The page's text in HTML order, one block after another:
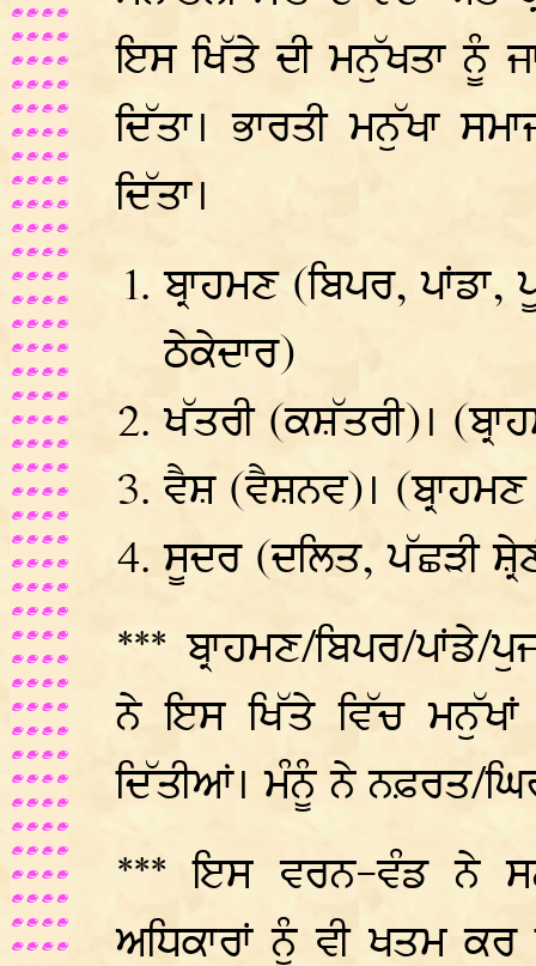
ਇਸ ਖਿੱਤੇ ਦੀ ਮਨੁੱਖਤਾ ਨੂੰ
ਦਿੱਤਾ। ਭਾਰਤੀ ਮਨੁੱਖਾ
ਦਿੱਤਾ।
ਬ੍ਰਾਹਮਣ (ਬਿਪਰ, ਪਾਂਡਾ,
ਠੇਕੇਦਾਰ)
ਖੱਤਰੀ (ਕਸ਼ੱਤਰੀ)।
ਵੈਸ਼ (ਵੈਸ਼ਨਵ)। (ਬ੍ਰਾਹਮਣ
ਸੂਦਰ (ਦਲਿਤ, ਪੱਛੜੀ
*** ਬ੍ਰਾਹਮਣ/ਬਿਪਰ/
ਨੇ ਇਸ ਖਿੱਤੇ ਵਿੱਚ
ਦਿੱਤੀਆਂ। ਮੰਨੂੰ ਨੇ ਨਫ਼ਰਤ/
*** ਇਸ ਵਰਨ-ਵੰਡ ਨੇ
ਅਧਿਕਾਰਾਂ ਨੂੰ ਵੀ ਖਤਮ